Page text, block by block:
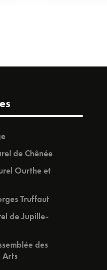
de Chênée
Ourthe et
Truffaut
de Jupille-
des
Arts